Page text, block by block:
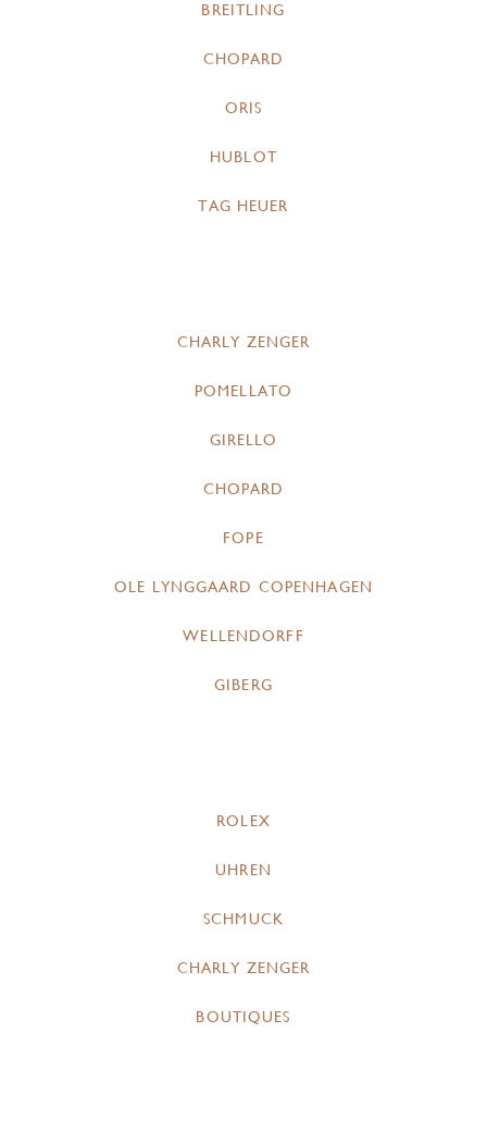
BREITLING
CHOPARD
ORIS
HUBLOT
TAG HEUER
CHARLY ZENGER
POMELLATO
GIRELLO
CHOPARD
FOPE
OLE LYNGGAARD COPENHAGEN
WELLENDORFF
GIBERG
ROLEX
UHREN
SCHMUCK
CHARLY ZENGER
BOUTIQUES